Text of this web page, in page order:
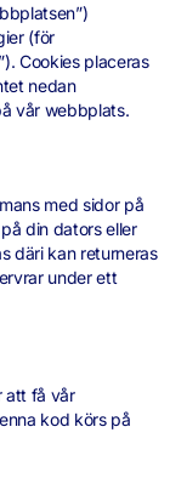
(för
Cookies placeras
nedan
vår webbplats.
med sidor på
din dators eller
däri kan returneras
under ett
att få vår
kod körs på